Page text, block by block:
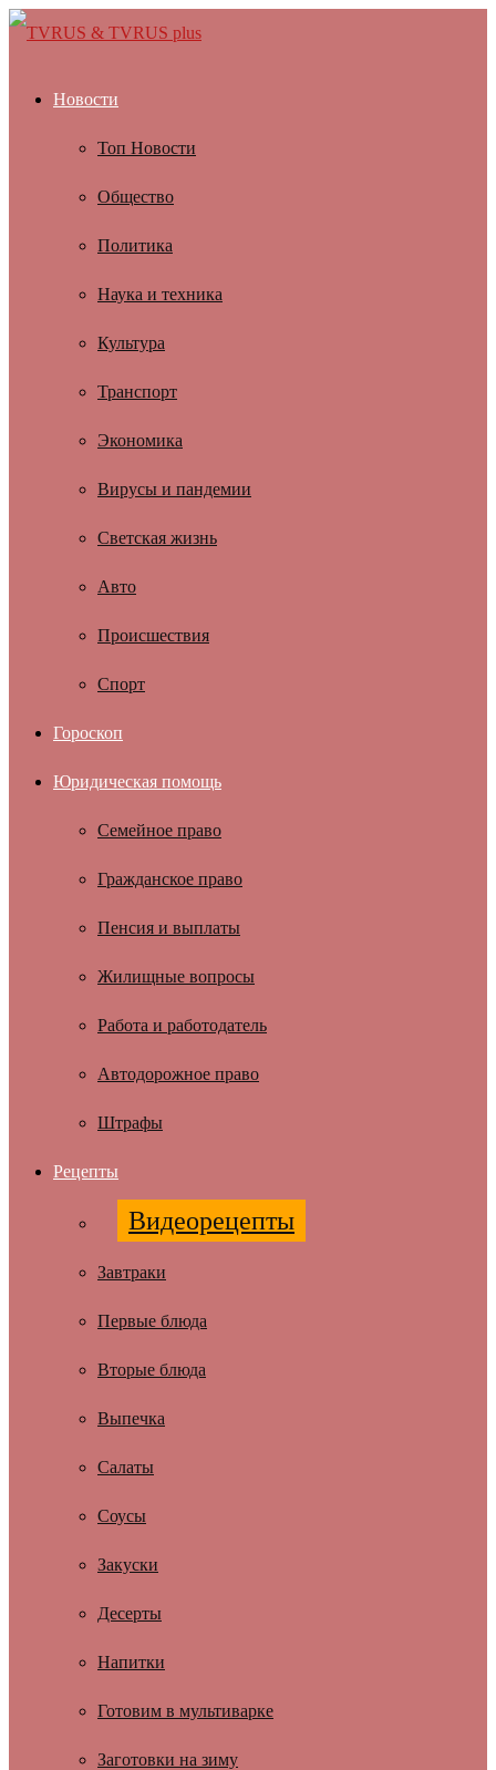
Новости
Топ Новости
Общество
Политика
Наука и техника
Культура
Транспорт
Экономика
Вирусы и пандемии
Светская жизнь
Авто
Происшествия
Спорт
Гороскоп
Юридическая помощь
Семейное право
Гражданское право
Пенсия и выплаты
Жилищные вопросы
Работа и работодатель
Автодорожное право
Штрафы
Рецепты
Видеорецепты
Завтраки
Первые блюда
Вторые блюда
Выпечка
Салаты
Соусы
Закуски
Десерты
Напитки
Готовим в мультиварке
Заготовки на зиму